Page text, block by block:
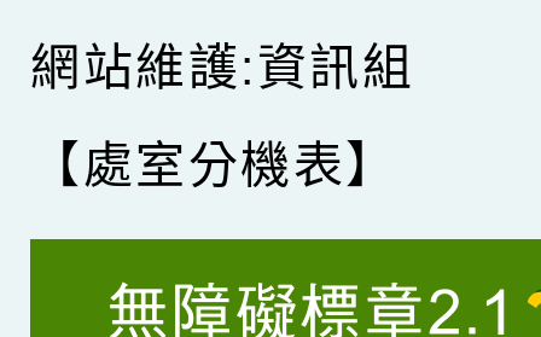
網站維護:資訊組
【處室分機表】